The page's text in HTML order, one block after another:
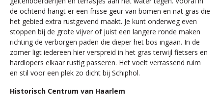
de ochtend hangt er een frisse geur van bomen en nat gras die
het gebied extra rustgevend maakt. Je kunt onderweg even
stoppen bij de grote vijver of juist een langere ronde maken
richting de verborgen paden die dieper het bos ingaan. In de
zomer ligt iedereen hier verspreid in het gras terwijl fietsers en
hardlopers elkaar rustig passeren. Het voelt verrassend ruim
en stil voor een plek zo dicht bij Schiphol.
Historisch Centrum van Haarlem